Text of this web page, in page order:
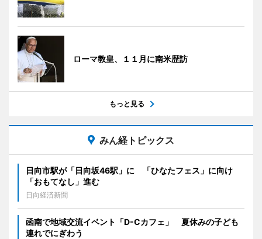
ローマ教皇、１１月に南米歴訪
もっと見る
みん経トピックス
日向市駅が「日向坂46駅」に 「ひなたフェス」に向け
「おもてなし」進む
日向経済新聞
函南で地域交流イベント「D-Cカフェ」 夏休みの子ども
連れでにぎわう